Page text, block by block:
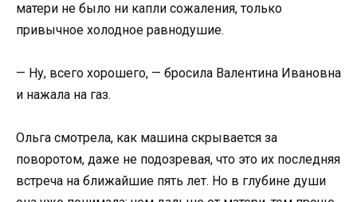
матери не было ни капли сожаления, только
привычное холодное равнодушие.
— Ну, всего хорошего, — бросила Валентина Ивановна
и нажала на газ.
Ольга смотрела, как машина скрывается за
поворотом, даже не подозревая, что это их последняя
встреча на ближайшие пять лет. Но в глубине души